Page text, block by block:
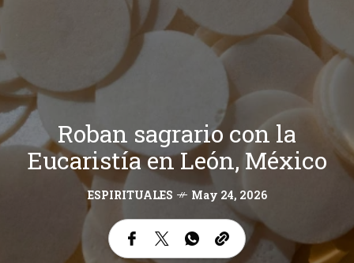
Roban sagrario con la
Eucaristía en León, México
ESPIRITUALES May 24, 2026